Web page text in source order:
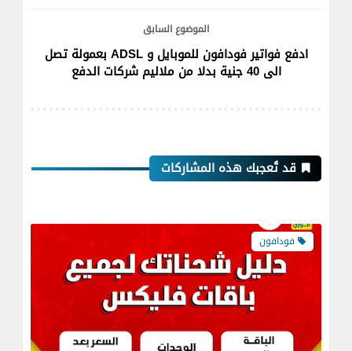
الموضوع السابق
ادفع فواتير فودافون للموبايل و ADSL بعمولة تصل
الى 40 جنية بدلا من ملاليم شركات الدفع
قد تُعجبك هذه المشاركات
فودافون